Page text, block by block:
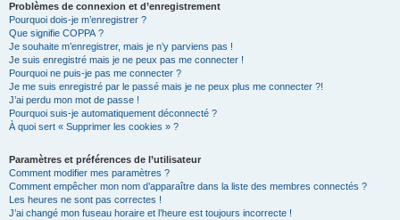
Problèmes de connexion et d’enregistrement
Pourquoi dois-je m’enregistrer ?
Que signifie COPPA ?
Je souhaite m’enregistrer, mais je n’y parviens pas !
Je suis enregistré mais je ne peux pas me connecter !
Pourquoi ne puis-je pas me connecter ?
Je me suis enregistré par le passé mais je ne peux plus me connecter ?!
J’ai perdu mon mot de passe !
Pourquoi suis-je automatiquement déconnecté ?
À quoi sert « Supprimer les cookies » ?
Paramètres et préférences de l’utilisateur
Comment modifier mes paramètres ?
Comment empêcher mon nom d’apparaître dans la liste des membres connectés ?
Les heures ne sont pas correctes !
J’ai changé mon fuseau horaire et l’heure est toujours incorrecte !